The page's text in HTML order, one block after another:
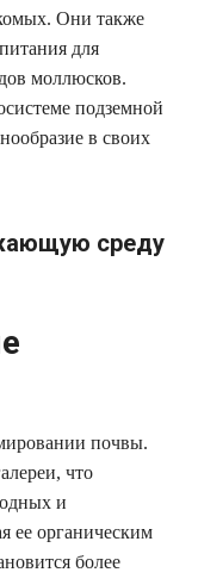
Они также
для
моллюсков.
подземной
в своих
среду
почвы.
что
и
ее органическим
более